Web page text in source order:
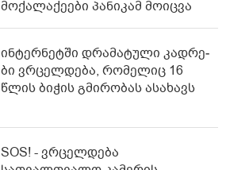
მოქალაქეები პანიკამ მოიცვა
ინ­ტერ­ნეტ­ში დრა­მა­ტუ­ლი კად­რე­
ბი ვრცელდება, რომელიც 16
წლის ბიჭის გმირობას ასახავს
SOS! - ვრცელდება